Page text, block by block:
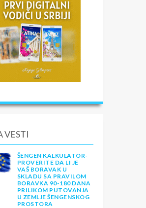
VESTI
ŠENGEN KALKULATOR-
PROVERITE DA LI JE
VAŠ BORAVAK U
SKLADU SA PRAVILOM
BORAVKA 90-180 DANA
PRILIKOM PUTOVANJA
U ZEMLJE ŠENGENSKOG
PROSTORA